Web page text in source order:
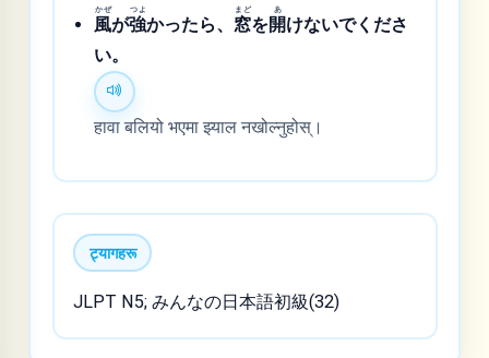
風
かぜ
が強
つよ
かったら、 窓
まど
を開
あ
けないでくださ
い。
हावा बलियो भएमा झ्याल नखोल्नुहोस्।
ट्यागहरू
JLPT N5; みんなの日本語初級(32)